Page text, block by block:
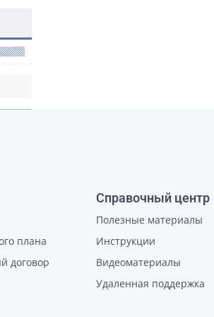
плана
договор
Справочный центр
Полезные материалы
Инструкции
Видеоматериалы
Удаленная поддержка